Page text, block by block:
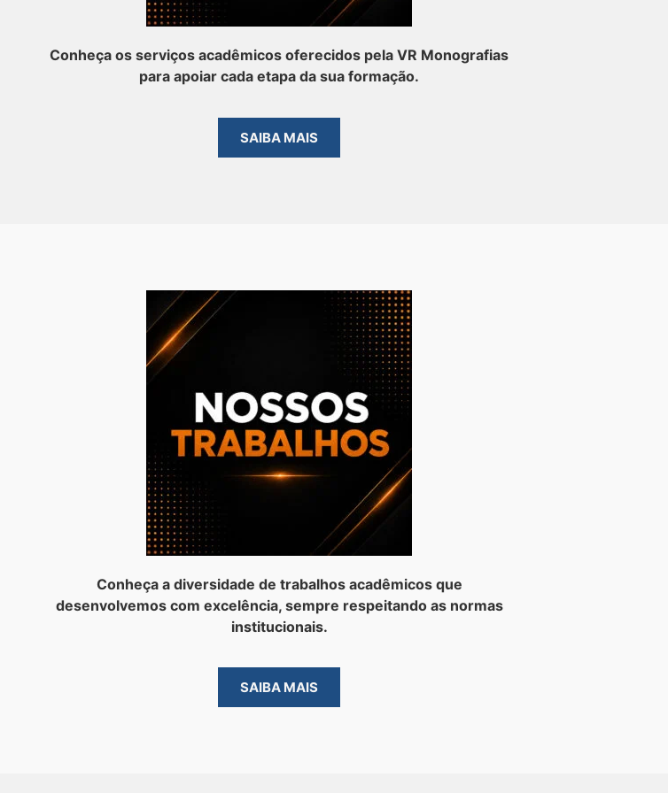
Conheça os serviços acadêmicos oferecidos pela VR Monografias
para apoiar cada etapa da sua formação.
SAIBA MAIS
Conheça a diversidade de trabalhos acadêmicos que
desenvolvemos com excelência, sempre respeitando as normas
institucionais.
SAIBA MAIS